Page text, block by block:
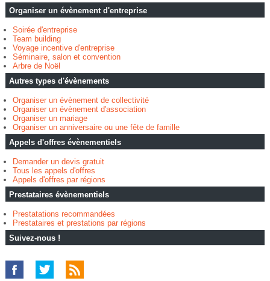
Organiser un évènement d'entreprise
Soirée d'entreprise
Team building
Voyage incentive d'entreprise
Séminaire, salon et convention
Arbre de Noël
Autres types d'évènements
Organiser un évènement de collectivité
Organiser un évènement d'association
Organiser un mariage
Organiser un anniversaire ou une fête de famille
Appels d'offres évènementiels
Demander un devis gratuit
Tous les appels d'offres
Appels d'offres par régions
Prestataires évènementiels
Prestatations recommandées
Prestataires et prestations par régions
Suivez-nous !